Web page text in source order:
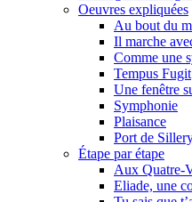
Oeuvres expliquées
Au bout du
Il marche
Comme une
Tempus Fugit
Une fenêtre
Symphonie
Plaisance
Port de
Étape par étape
Aux Quatre-
Eliade, une